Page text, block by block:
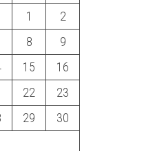
1
2
8
9
15
16
22
23
29
30